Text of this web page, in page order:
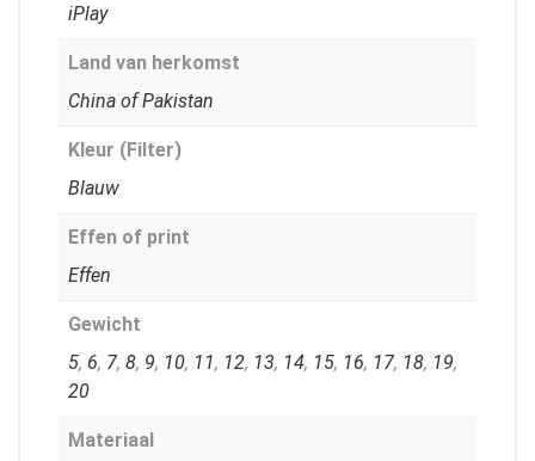
iPlay
Land van herkomst
China of Pakistan
Kleur (Filter)
Blauw
Effen of print
Effen
Gewicht
5, 6, 7, 8, 9, 10, 11, 12, 13, 14, 15, 16, 17, 18, 19,
20
Materiaal